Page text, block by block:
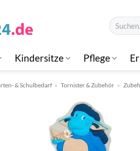
Suchen
nach:
Kindersitze Pflege
& Schulbedarf » Tornister & Zubehör »